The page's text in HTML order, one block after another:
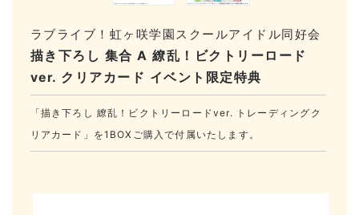
描き下ろし 集合 A 繚乱！ビクトリーロード
ver. クリアカード イベント限定特典
ラブライブ！虹ヶ咲学園スクールアイドル同好会
「描き下ろし 繚乱！ビクトリーロードver. トレーディングク
リアカード」を1BOXご購入で付属いたします。